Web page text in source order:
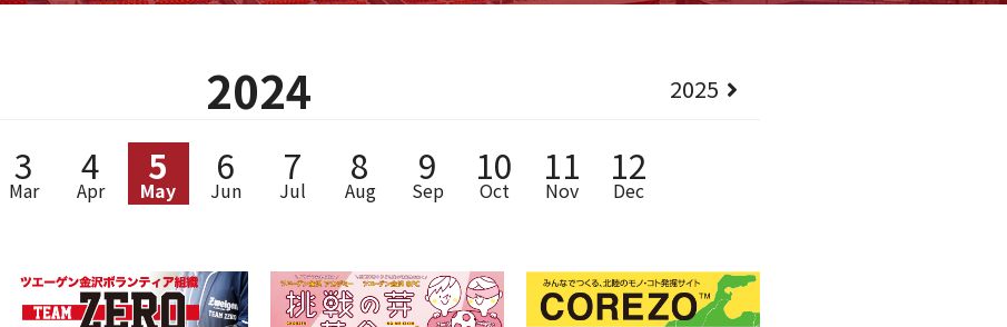
2024 2025
3
Mar
4
Apr
5
May
6
Jun
7
Jul
8
Aug
9
Sep
10
Oct
11
Nov
12
Dec